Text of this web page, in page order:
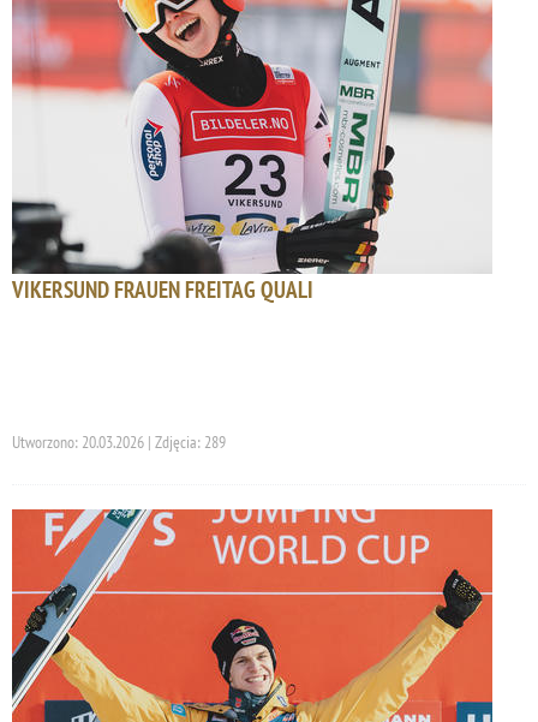
VIKERSUND FRAUEN FREITAG QUALI
Utworzono: 20.03.2026 | Zdjęcia: 289